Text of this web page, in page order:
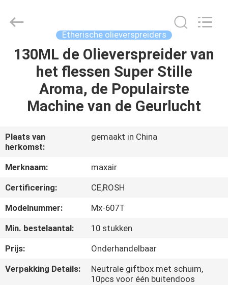
HUIS
PRODUCTEN
ONS
FABRIEKSREIS
KWALITEITSCONTROLE
CONTACTEER
ONS
Industrial
Reserved.
Etherische olieverspreiders
130ML de Olieverspreider van
het flessen Super Stille
Aroma, de Populairste
Machine van de Geurlucht
Plaats van
herkomst:
gemaakt in China
Merknaam:
maxair
Certificering:
CE,ROSH
Modelnummer:
Mx-607T
Min. bestelaantal:
10 stukken
Prijs:
Onderhandelbaar
Verpakking Details:
Neutrale giftbox met schuim,
10pcs voor één buitendoos